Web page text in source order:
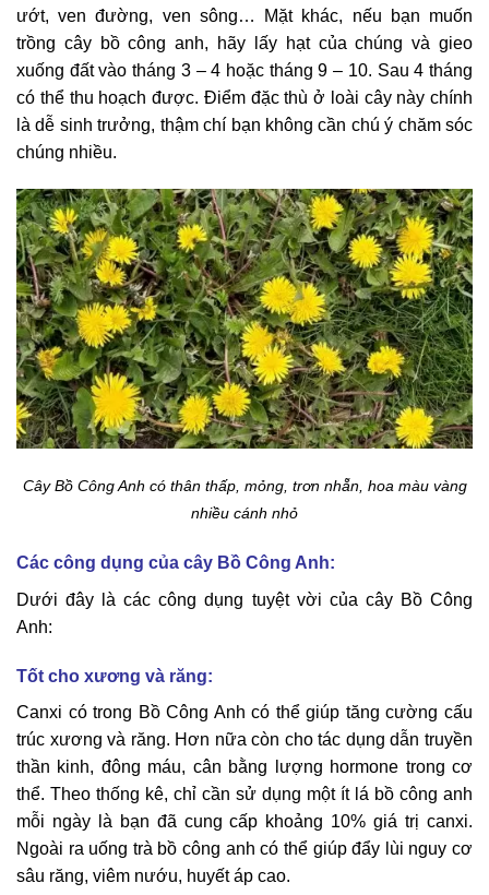
ướt, ven đường, ven sông… Mặt khác, nếu bạn muốn
trồng cây bồ công anh, hãy lấy hạt của chúng và gieo
xuống đất vào tháng 3 – 4 hoặc tháng 9 – 10. Sau 4 tháng
có thể thu hoạch được. Điểm đặc thù ở loài cây này chính
là dễ sinh trưởng, thậm chí bạn không cần chú ý chăm sóc
chúng nhiều.
Cây Bồ Công Anh có thân thấp, mỏng, trơn nhẵn, hoa màu vàng
nhiều cánh nhỏ
Các công dụng của cây Bồ Công Anh:
Dưới đây là các công dụng tuyệt vời của cây Bồ Công
Anh:
Tốt cho xương và răng:
Canxi có trong Bồ Công Anh có thể giúp tăng cường cấu
trúc xương và răng. Hơn nữa còn cho tác dụng dẫn truyền
thần kinh, đông máu, cân bằng lượng hormone trong cơ
thể. Theo thống kê, chỉ cần sử dụng một ít lá bồ công anh
mỗi ngày là bạn đã cung cấp khoảng 10% giá trị canxi.
Ngoài ra uống trà bồ công anh có thể giúp đẩy lùi nguy cơ
sâu răng, viêm nướu, huyết áp cao.